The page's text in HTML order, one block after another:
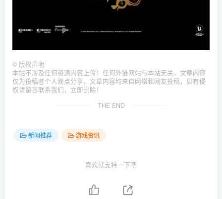
© 版权声明
本站不涉及任何资源内容上传！任何外链网站与本站无关，文章内容
仅为投稿者个人观点分享，文章内容均来自网络和网友投稿，如有侵
权请留言联系我们，立即删除！
THE END
新闻推荐 游戏资讯
喜欢就支持一下吧